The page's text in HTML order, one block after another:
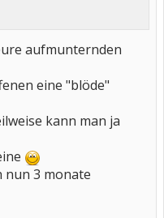
aufmunternden
eine "blöde"
kann man ja
nun 3 monate